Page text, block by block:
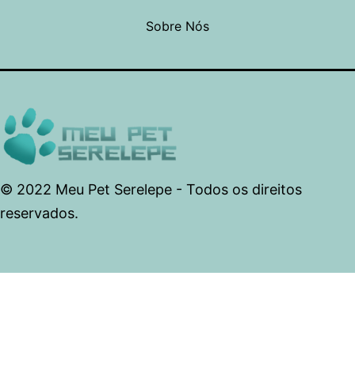
Sobre Nós
© 2022 Meu Pet Serelepe - Todos os direitos
reservados.